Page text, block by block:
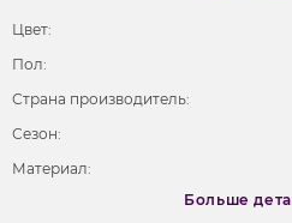
Цвет:
Пол:
Страна производитель:
Сезон:
Материал:
Больше
Меньше